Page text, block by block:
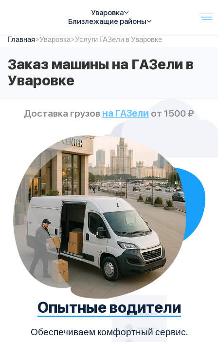
Уваровка
Близлежащие районы
Услуги
Автопарк
Тарифы
Акции
Контакты
Главная>Уваровка>Услуги ГАЗели в Уваровке
Заказ машины на ГАЗели в
Уваровке
Доставка грузов на ГАЗели от 1500 ₽
Опытные водители
Обеспечиваем комфортный сервис.